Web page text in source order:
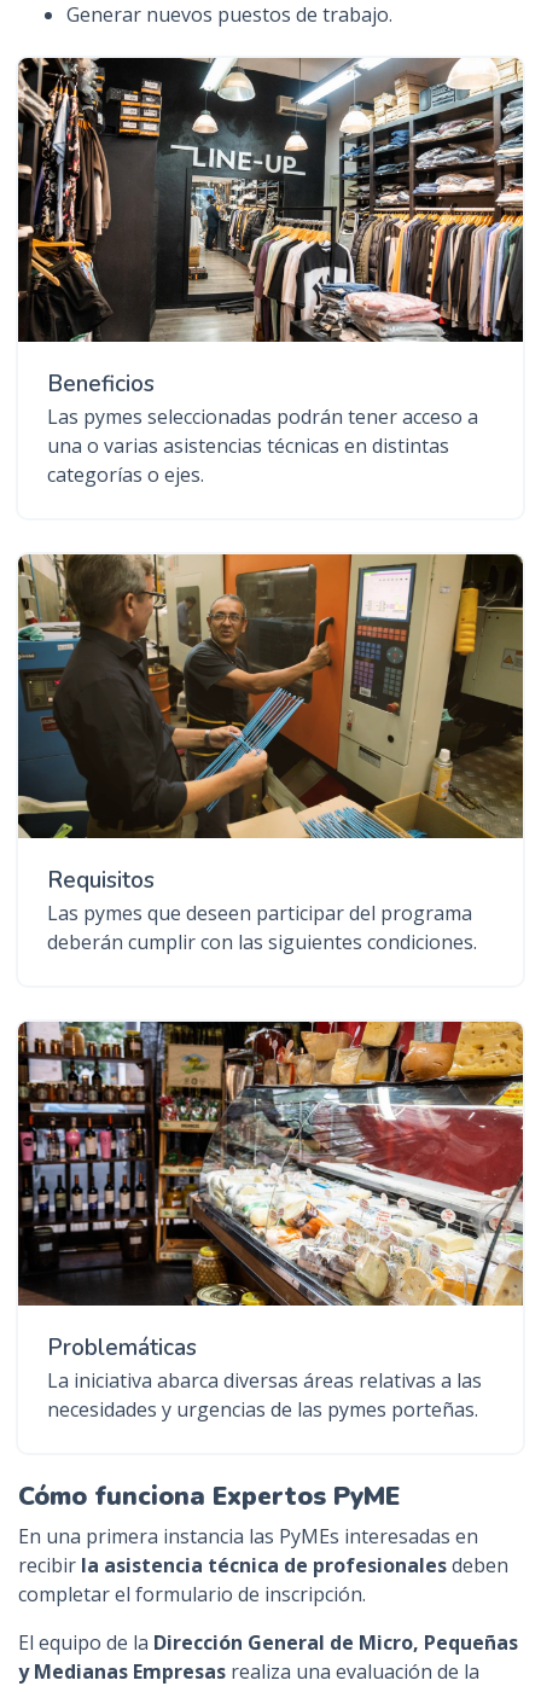
Generar nuevos puestos de trabajo.
Beneficios
Las pymes seleccionadas podrán tener acceso a
una o varias asistencias técnicas en distintas
categorías o ejes.
Requisitos
Las pymes que deseen participar del programa
deberán cumplir con las siguientes condiciones.
Problemáticas
La iniciativa abarca diversas áreas relativas a las
necesidades y urgencias de las pymes porteñas.
Cómo funciona Expertos PyME
En una primera instancia las PyMEs interesadas en
recibir la asistencia técnica de profesionalesdeben
completar el formulario de inscripción.
El equipo de la Dirección General de Micro, Pequeñas
y Medianas Empresas realiza una evaluación de la